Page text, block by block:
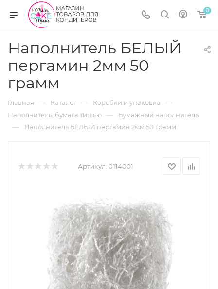
0
Наполнитель БЕЛЫЙ
пергамин 2мм 50
грамм
Главная — Каталог — Коробки и упаковка —
Наполнитель, бумага тишью — Бумажный наполнитель
— Наполнитель БЕЛЫЙ пергамин 2мм 50 грамм
Артикул: 0114001